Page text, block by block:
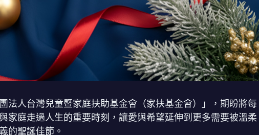
法人台灣兒童暨家庭扶助基金會（家扶基金會）」，期盼將每
家庭走過人生的重要時刻，讓愛與希望延伸到更多需要被溫柔
的聖誕佳節。